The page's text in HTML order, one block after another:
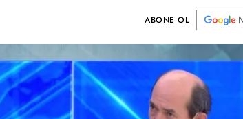
ABONE OL